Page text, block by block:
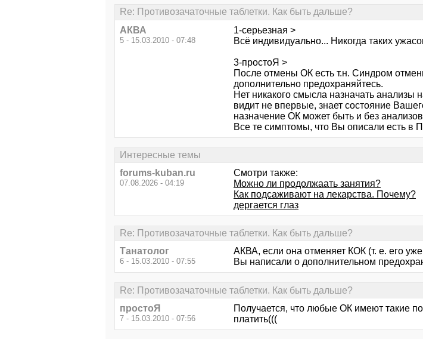
Re: Противозачаточные таблетки. Как быть дальше?
АКВА
5 - 15.03.2010 - 07:48
1-серьезная >
Всё индивидуально... Никогда таких
3-простоЯ >
После отмены ОК есть т.н. Синдром
дополнительно предохраняйтесь.
Нет никакого смысла назначать
видит не впервые, знает состояние
назначение ОК может быть и без
Все те симптомы, что Вы описали есть в
Интересные темы
forums-kuban.ru
07.08.2026 - 04:19
Смотри также:
Можно ли продолжаать занятия?
Как подсаживают на лекарства. Почему?
дергается глаз
Re: Противозачаточные таблетки. Как быть дальше?
Танатолог
6 - 15.03.2010 - 07:55
АКВА, если она отменяет КОК (т. е. его
Вы написали о дополнительном
Re: Противозачаточные таблетки. Как быть дальше?
простоЯ
7 - 15.03.2010 - 07:56
Получается, что любые ОК имеют такие
платить(((